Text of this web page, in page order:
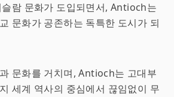
람 문화가 도입되면서, Antioch는
문화가 공존하는 독특한 도시가 되
문화를 거치며, Antioch는 고대부
세계 역사의 중심에서 끊임없이 무